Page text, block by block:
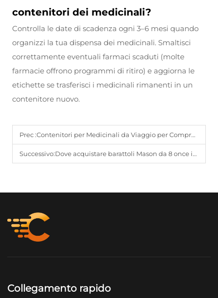
contenitori dei medicinali?
Controlla le date di scadenza ogni 3–6 mesi quando
organizzi la tua dispensa dei medicinali. Smaltisci
correttamente eventuali farmaci scaduti (molte
farmacie offrono programmi di ritiro) e aggiorna le
etichette se trasferisci i medicinali rimanenti in un
contenitore nuovo.
Prec :Contenitori per Medicinali da Viaggio per Compresse e Liquidi
Successivo:Dove acquistare barattoli Mason da 8 once in quantità per sottovuoto e lavoretti manuali
Collegamento rapido